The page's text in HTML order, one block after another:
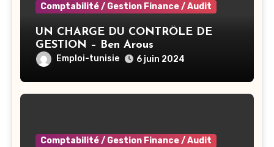
Comptabilité / Gestion Finance / Audit
UN CHARGE DU CONTRÔLE DE
GESTION – Ben Arous
Emploi-tunisie 6 juin 2024
Comptabilité / Gestion Finance / Audit